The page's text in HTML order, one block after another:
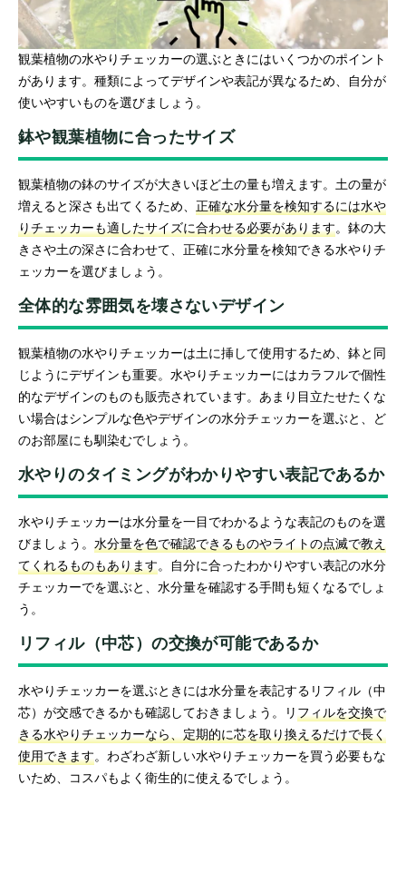
観葉植物の水やりチェッカーの選ぶときにはいくつかのポイント
があります。種類によってデザインや表記が異なるため、自分が
使いやすいものを選びましょう。
鉢や観葉植物に合ったサイズ
観葉植物の鉢のサイズが大きいほど土の量も増えます。土の量が
増えると深さも出てくるため、 正確な水分量を検知するには水や
りチェッカーも適したサイズに合わせる必要があります。鉢の大
きさや土の深さに合わせて、正確に水分量を検知できる水やりチ
ェッカーを選びましょう。
全体的な雰囲気を壊さないデザイン
観葉植物の水やりチェッカーは土に挿して使用するため、鉢と同
じようにデザインも重要。水やりチェッカーにはカラフルで個性
的なデザインのものも販売されています。あまり目立たせたくな
い場合はシンプルな色やデザインの水分チェッカーを選ぶと、ど
のお部屋にも馴染むでしょう。
水やりのタイミングがわかりやすい表記であるか
水やりチェッカーは水分量を一目でわかるような表記のものを選
びましょう。 水分量を色で確認できるものやライトの点滅で教え
てくれるものもあります。自分に合ったわかりやすい表記の水分
チェッカーでを選ぶと、水分量を確認する手間も短くなるでしょ
う。
リフィル（中芯）の交換が可能であるか
水やりチェッカーを選ぶときには水分量を表記するリフィル（中
芯）が交感できるかも確認しておきましょう。リフィルを交換で
きる水やりチェッカーなら、定期的に芯を取り換えるだけで長く
使用できます。わざわざ新しい水やりチェッカーを買う必要もな
いため、コスパもよく衛生的に使えるでしょう。